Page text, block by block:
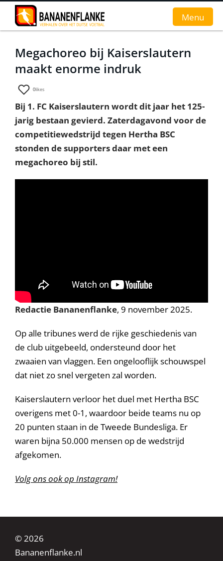
Home
Nieuws
Interviews
Groundhopverhalen
De fans
Achtergrond
Menu
Megachoreo bij Kaiserslautern
maakt enorme indruk
0likes
Bij 1. FC Kaiserslautern wordt dit jaar het 125-
jarig bestaan gevierd. Zaterdagavond voor de
competitiewedstrijd tegen Hertha BSC
stonden de supporters daar met een
megachoreo bij stil.
Redactie Bananenflanke, 9 november 2025.
Op alle tribunes werd de rijke geschiedenis van
de club uitgebeeld, ondersteund door het
zwaaien van vlaggen. Een ongelooflijk schouwspel
dat niet zo snel vergeten zal worden.
Kaiserslautern verloor het duel met Hertha BSC
overigens met 0-1, waardoor beide teams nu op
20 punten staan in de Tweede Bundesliga. Er
waren bijna 50.000 mensen op de wedstrijd
afgekomen.
Volg ons ook op Instagram!
© 2026
Bananenflanke.nl